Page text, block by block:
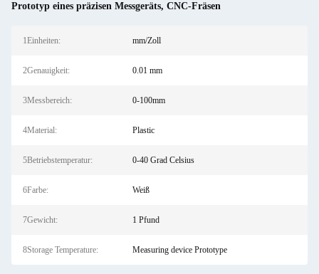
Prototyp eines präzisen Messgeräts, CNC-Fräsen
1Einheiten: mm/Zoll
2Genauigkeit: 0.01 mm
3Messbereich: 0-100mm
4Material: Plastic
5Betriebstemperatur: 0-40 Grad Celsius
6Farbe: Weiß
7Gewicht: 1 Pfund
8Storage Temperature: Measuring device Prototype